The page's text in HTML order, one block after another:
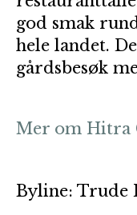
god smak
hele landet.
gårdsbesøk
Mer om Hitra
Byline: Trude